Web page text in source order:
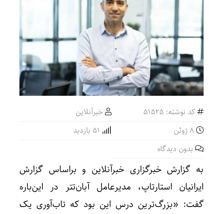
کد نوشته: 51525
خبرآنلاین
بدون دیدگاه
به گزارش خبرگزاری خبرآنلاین و براساس گزارش
ایرانیان استارتاپ، مدیرعامل آبان‌تتر در این‌باره
گفت: «بزرگ‌ترین درس این بود که تاب‌آوری یک